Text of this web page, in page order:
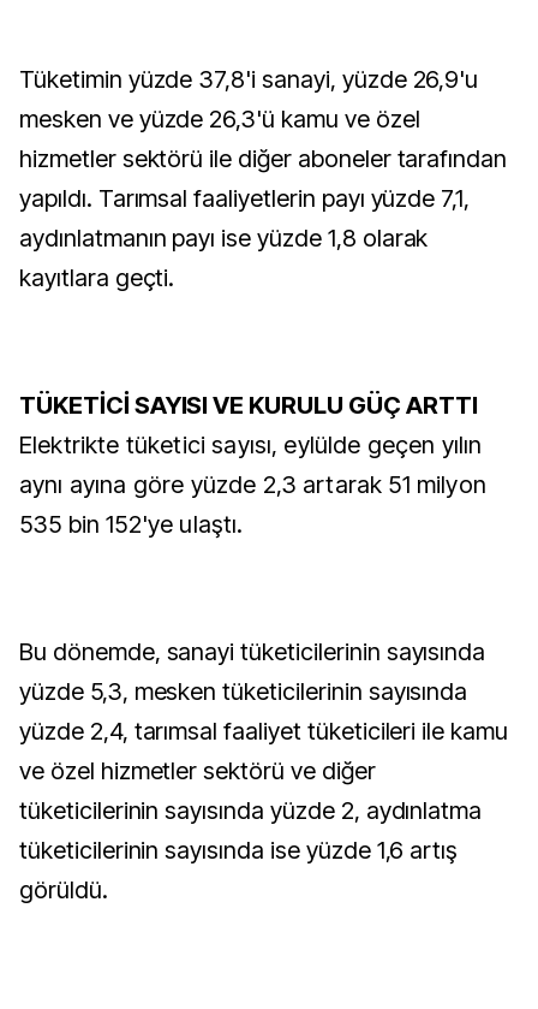
Tüketimin yüzde 37,8'i sanayi, yüzde 26,9'u
mesken ve yüzde 26,3'ü kamu ve özel
hizmetler sektörü ile diğer aboneler tarafından
yapıldı. Tarımsal faaliyetlerin payı yüzde 7,1,
aydınlatmanın payı ise yüzde 1,8 olarak
kayıtlara geçti.
TÜKETİCİ SAYISI VE KURULU GÜÇ ARTTI
Elektrikte tüketici sayısı, eylülde geçen yılın
aynı ayına göre yüzde 2,3 artarak 51 milyon
535 bin 152'ye ulaştı.
Bu dönemde, sanayi tüketicilerinin sayısında
yüzde 5,3, mesken tüketicilerinin sayısında
yüzde 2,4, tarımsal faaliyet tüketicileri ile kamu
ve özel hizmetler sektörü ve diğer
tüketicilerinin sayısında yüzde 2, aydınlatma
tüketicilerinin sayısında ise yüzde 1,6 artış
görüldü.